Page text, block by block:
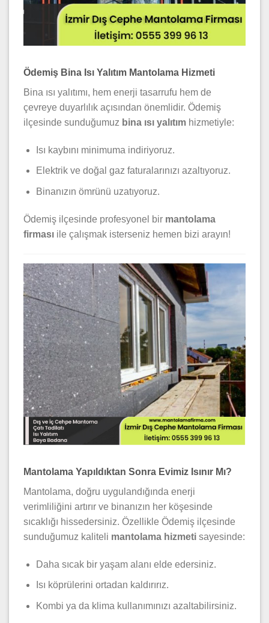
Ödemiş Bina Isı Yalıtım Mantolama Hizmeti
Bina ısı yalıtımı, hem enerji tasarrufu hem de
çevreye duyarlılık açısından önemlidir. Ödemiş
ilçesinde sunduğumuz bina ısı yalıtım hizmetiyle:
Isı kaybını minimuma indiriyoruz.
Elektrik ve doğal gaz faturalarınızı azaltıyoruz.
Binanızın ömrünü uzatıyoruz.
Ödemiş ilçesinde profesyonel bir mantolama
firması ile çalışmak isterseniz hemen bizi arayın!
Mantolama Yapıldıktan Sonra Evimiz Isınır Mı?
Mantolama, doğru uygulandığında enerji
verimliliğini artırır ve binanızın her köşesinde
sıcaklığı hissedersiniz. Özellikle Ödemiş ilçesinde
sunduğumuz kaliteli mantolama hizmeti sayesinde:
Daha sıcak bir yaşam alanı elde edersiniz.
Isı köprülerini ortadan kaldırırız.
Kombi ya da klima kullanımınızı azaltabilirsiniz.